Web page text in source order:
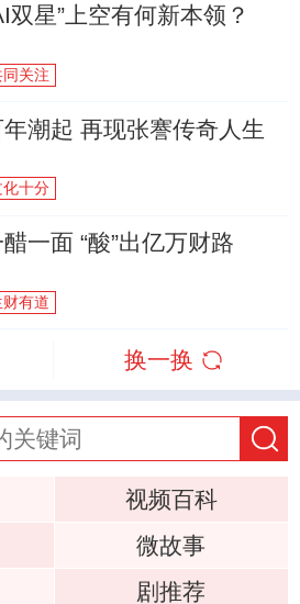
双星”上空有何新本领？
同关注
年潮起 再现张謇传奇人生
化十分
一面 “酸”出亿万财路
财有道
换一换
视频百科
微故事
剧推荐